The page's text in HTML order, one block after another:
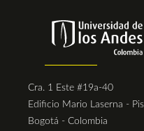
Cra. 1 Este #19a-40
Edificio Mario Laserna -
Bogotá - Colombia